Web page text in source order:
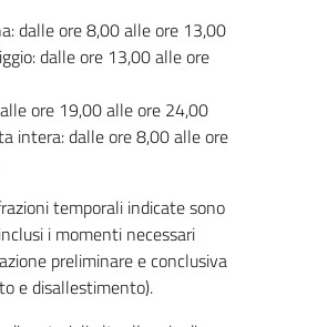
dalle ore 8,00 alle ore 13,00
dalle ore 13,00 alle ore
ore 19,00 alle ore 24,00
intera: dalle ore 8,00 alle ore
temporali indicate sono
i momenti necessari
preliminare e conclusiva
e disallestimento).